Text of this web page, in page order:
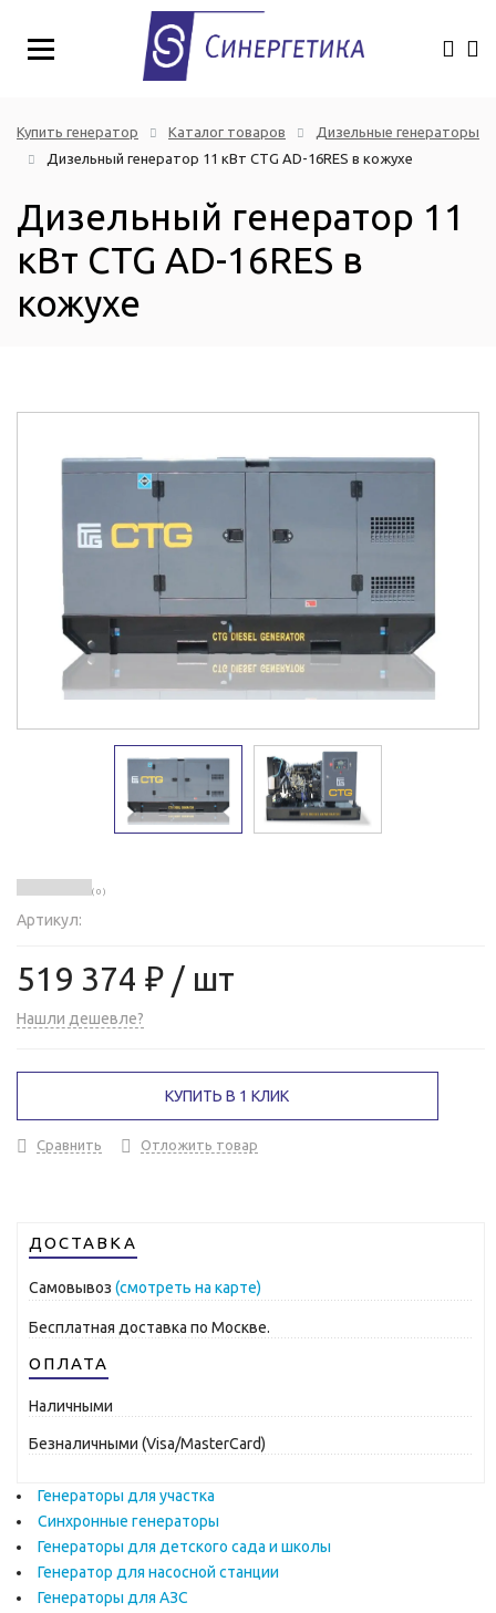
Купить генератор Каталог товаров
Дизельные генераторы
Дизельный генератор 11 кВт CTG AD-16RES в кожухе
Дизельный генератор 11
кВт CTG AD-16RES в
кожухе
( 0 )
Артикул:
519 374 ₽ / шт
Нашли дешевле?
КУПИТЬ В 1 КЛИК
Сравнить Отложить товар
ДОСТАВКА
Самовывоз (смотреть на карте)
Бесплатная доставка по Москве.
ОПЛАТА
Наличными
Безналичными (Visa/MasterCard)
Генераторы для участка
Синхронные генераторы
Генераторы для детского сада и школы
Генератор для насосной станции
Генераторы для АЗС